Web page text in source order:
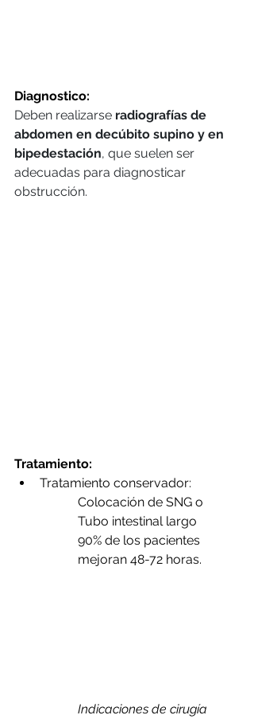
Diagnostico:
Deben realizarse radiografías de
abdomen en decúbito supino y en
bipedestación, que suelen ser
adecuadas para diagnosticar
obstrucción.
Tratamiento:
Tratamiento conservador:
Colocación de SNG o
Tubo intestinal largo
90% de los pacientes
mejoran 48-72 horas.
Indicaciones de cirugía